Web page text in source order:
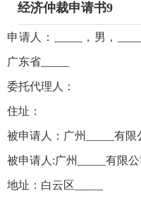
经济仲裁申请书9
申请人：_____，男，
广东省_____
委托代理人：
住址：
被申请人：广州_____有限
被申请人:广州_____有限公
地址：白云区_____